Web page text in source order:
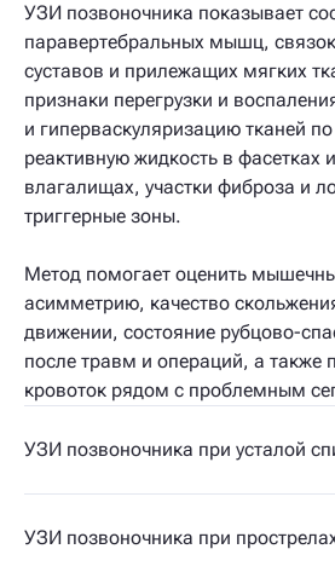
УЗИ позвоночника показывает
паравертебральных мышц,
суставов и прилежащих мягких
признаки перегрузки и
и гиперваскуляризацию тканей
реактивную жидкость в фасетках
влагалищах, участки фиброза и
триггерные зоны.
Метод помогает оценить
асимметрию, качество
движении, состояние рубцово-
после травм и операций, а также
кровоток рядом с проблемным
УЗИ позвоночника при усталой
УЗИ позвоночника при